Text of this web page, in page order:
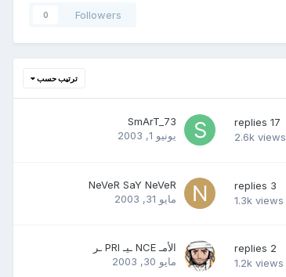
Followers
0
ترتيب حسب
17
replies
2.6k views
SmArT_73
يونيو 1, 2003
3
replies
1.3k views
NeVeR SaY NeVeR
مايو 31, 2003
2
replies
1.2k views
الأمـ NCE ـيـ PRI ـر
مايو 30, 2003